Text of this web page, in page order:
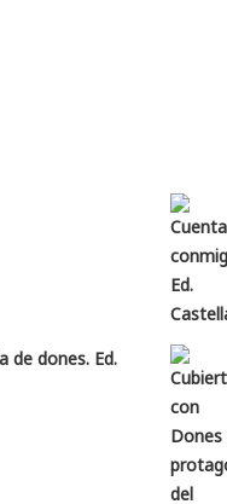
de dones. Ed.